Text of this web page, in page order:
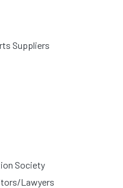
Suppliers
Society
Lawyers